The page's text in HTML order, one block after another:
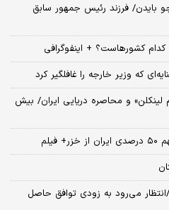
بایدن/ فرزند رئیس جمهور سابق
کشورهاست؟ + اینفوگرافی
که وزیر خارجه را غافلگیر کرد
لینکلن» و محاصره دریایی ایران/ بیش
انتظار می‌رود به زودی توافق حاصل